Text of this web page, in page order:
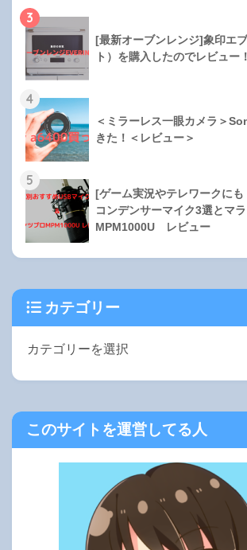
3
[最新オーブンレンジ]象印エ
ト）を購入したのでレビュー！
4
＜ミラーレス一眼カメラ＞
きた！＜レビュー＞
5
[ゲーム実況やテレワークに
コンデンサーマイク3選とマ
MPM1000U レビュー
カテゴリー
このサイトを運営してる人